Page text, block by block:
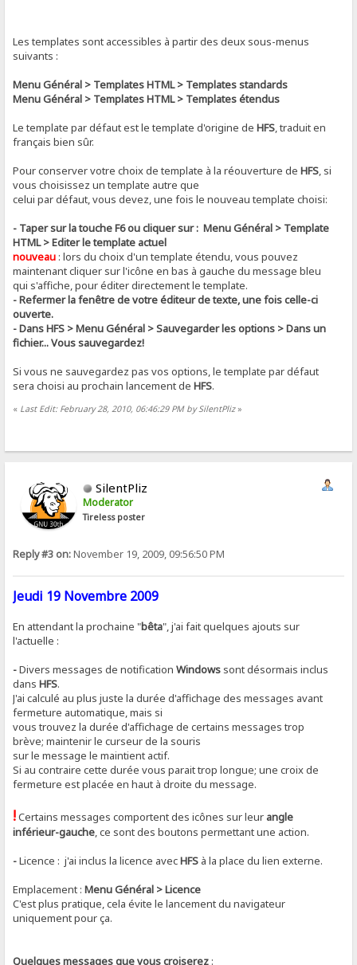
Les templates sont accessibles à partir des deux sous-menus
suivants :
Menu Général > Templates HTML > Templates standards
Menu Général > Templates HTML > Templates étendus
Le template par défaut est le template d'origine deHFS, traduit en
français bien sûr.
Pour conserver votre choix de template à la réouverture deHFS, si
vous choisissez un template autre que
celui par défaut, vous devez, une fois le nouveau template choisi:
- Taper sur la touche F6 ou cliquer sur : Menu Général > Template
HTML > Editer le template actuel
nouveau : lors du choix d'un template étendu, vous pouvez
maintenant cliquer sur l'icône en bas à gauche du message bleu
qui s'affiche, pour éditer directement le template.
- Refermer la fenêtre de votre éditeur de texte, une fois celle-ci
ouverte.
- Dans HFS > Menu Général > Sauvegarder les options > Dans un
fichier... Vous sauvegardez!
Si vous ne sauvegardez pas vos options, le template par défaut
sera choisi au prochain lancement deHFS.
« Last Edit: February 28, 2010, 06:46:29 PM by SilentPliz»
SilentPliz
Moderator
Tireless poster
Reply #3 on:November 19, 2009, 09:56:50 PM
Jeudi 19 Novembre 2009
En attendant la prochaine "bêta", j'ai fait quelques ajouts sur
l'actuelle :
-Divers messages de notificationWindows sont désormais inclus
dansHFS.
J'ai calculé au plus juste la durée d'affichage des messages avant
fermeture automatique, mais si
vous trouvez la durée d'affichage de certains messages trop
brève; maintenir le curseur de la souris
sur le message le maintient actif.
Si au contraire cette durée vous parait trop longue; une croix de
fermeture est placée en haut à droite du message.
!Certains messages comportent des icônes sur leur angle
inférieur-gauche, ce sont des boutons permettant une action.
-Licence : j'ai inclus la licence avecHFS à la place du lien externe.
Emplacement :Menu Général > Licence
C'est plus pratique, cela évite le lancement du navigateur
uniquement pour ça.
Quelques messages que vous croiserez :